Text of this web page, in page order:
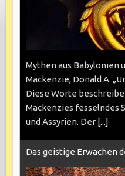
Mythen aus Babylonien
Mackenzie, Donald A.
Diese Worte
Mackenzies fesselndes
und Assyrien. Der [...]
Das geistige Erwachen